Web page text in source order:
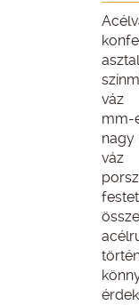
váz
mm-
váz